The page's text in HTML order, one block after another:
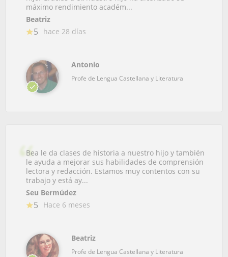
máximo rendimiento académ...
Beatriz
5 hace 28 días
Antonio
Profe de Lengua Castellana y Literatura
Bea le da clases de historia a nuestro hijo y también
le ayuda a mejorar sus habilidades de comprensión
lectora y redacción. Estamos muy contentos con su
trabajo y está ay...
Seu Bermúdez
5 Hace 6 meses
Beatriz
Profe de Lengua Castellana y Literatura